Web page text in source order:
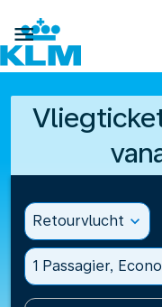

Retourvlucht expand_more
1 Passagier,